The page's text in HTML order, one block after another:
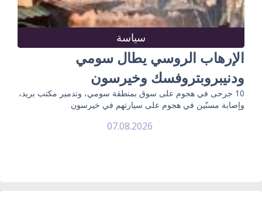
سياسة
الإرهاب الروسي يطال سومي
ودنيبروبتروفسك وخيرسون
10 جرحى في هجوم على سوق بمنطقة سومي، وتدمير مكتب بريد،
وإصابة مسنّين في هجوم على سيارتهم في خيرسون
07.08.2026